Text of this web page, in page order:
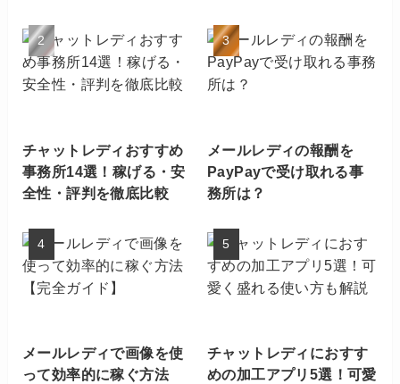
チャットレディおすすめ
事務所14選！稼げる・安
全性・評判を徹底比較
メールレディの報酬を
PayPayで受け取れる事
務所は？
メールレディで画像を使
って効率的に稼ぐ方法
チャットレディにおすす
めの加工アプリ5選！可愛